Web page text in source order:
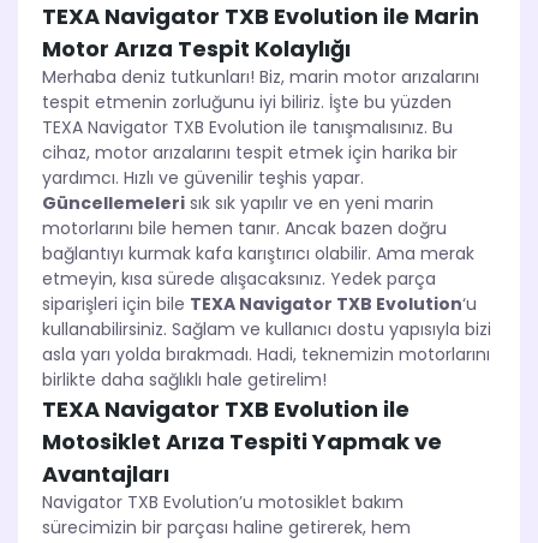
TEXA Navigator TXB Evolution ile Marin
Motor Arıza Tespit Kolaylığı
Merhaba deniz tutkunları! Biz, marin motor arızalarını
tespit etmenin zorluğunu iyi biliriz. İşte bu yüzden
TEXA Navigator TXB Evolution ile tanışmalısınız. Bu
cihaz, motor arızalarını tespit etmek için harika bir
yardımcı. Hızlı ve güvenilir teşhis yapar.
Güncellemeleri sık sık yapılır ve en yeni marin
motorlarını bile hemen tanır. Ancak bazen doğru
bağlantıyı kurmak kafa karıştırıcı olabilir. Ama merak
etmeyin, kısa sürede alışacaksınız. Yedek parça
siparişleri için bile TEXA Navigator TXB Evolution‘u
kullanabilirsiniz. Sağlam ve kullanıcı dostu yapısıyla bizi
asla yarı yolda bırakmadı. Hadi, teknemizin motorlarını
birlikte daha sağlıklı hale getirelim!
TEXA Navigator TXB Evolution ile
Motosiklet Arıza Tespiti Yapmak ve
Avantajları
Navigator TXB Evolution’u motosiklet bakım
sürecimizin bir parçası haline getirerek, hem